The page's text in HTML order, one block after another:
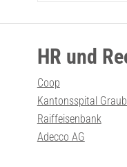
HR und
Coop
Kantonsspital
Raiffeisenbank
Adecco AG